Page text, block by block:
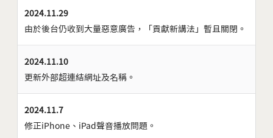
2024.11.29
由於後台仍收到大量惡意廣告，「貢獻新講法」暫且關閉。
2024.11.10
更新外部超連結網址及名稱。
2024.11.7
修正iPhone、iPad聲音播放問題。